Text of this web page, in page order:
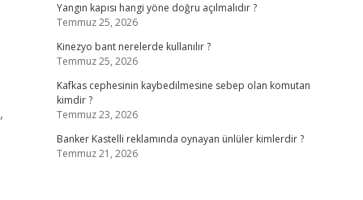
Yangın kapısı hangi yöne doğru açılmalıdır ?
Temmuz 25, 2026
Kinezyo bant nerelerde kullanılır ?
Temmuz 25, 2026
Kafkas cephesinin kaybedilmesine sebep olan komutan
kimdir ?
Temmuz 23, 2026
Banker Kastelli reklamında oynayan ünlüler kimlerdir ?
Temmuz 21, 2026